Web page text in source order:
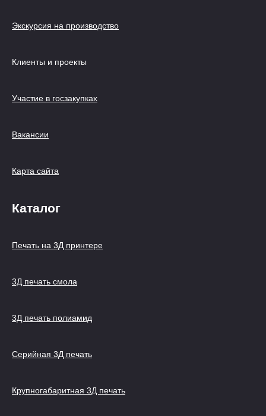
Экскурсия на производство
Клиенты и проекты
Участие в госзакупках
Вакансии
Карта сайта
Каталог
Печать на 3Д принтере
3Д печать смола
3Д печать полиамид
Серийная 3Д печать
Крупногабаритная 3Д печать